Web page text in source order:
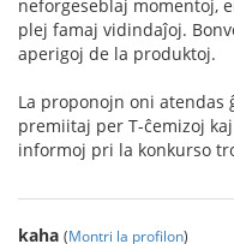
neforgeseblaj momentoj,
plej famaj vidindaĵoj.
aperigoj de la produktoj.
La proponojn oni atendas
premiitaj per T-ĉemizoj
informoj pri la konkurso
kaha (Montri la profilon)